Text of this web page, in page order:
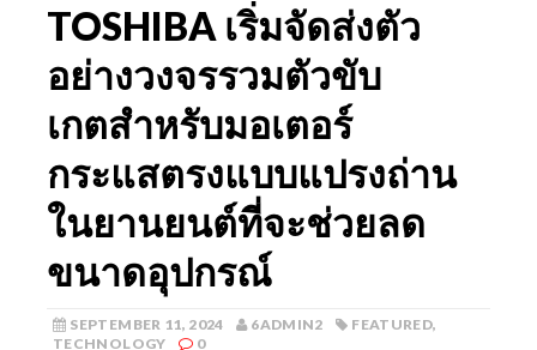
TOSHIBA เริ่มจัดส่งตัว
อย่างวงจรรวมตัวขับ
เกตสําหรับมอเตอร์
กระแสตรงแบบแปรงถ่าน
ในยานยนต์ที่จะช่วยลด
ขนาดอุปกรณ์
SEPTEMBER 11, 2024 6ADMIN2 FEATURED,
TECHNOLOGY
0